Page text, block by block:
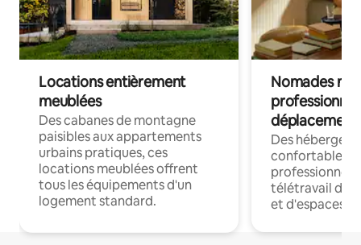
Locations entièrement
meublées
Des cabanes de montagne
paisibles aux appartements
urbains pratiques, ces
locations meublées offrent
tous les équipements d'un
logement standard.
Nomades
déplacement
Des
confortables
professionnels
télétravail
et d'espaces